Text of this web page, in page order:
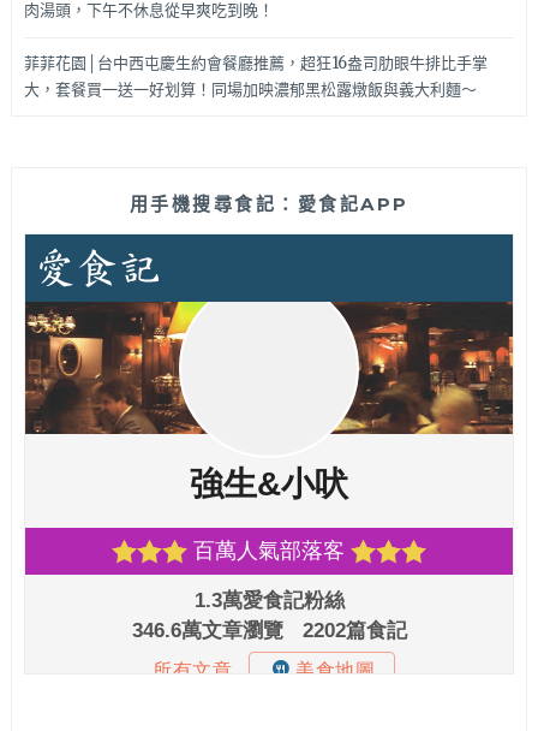
肉湯頭，下午不休息從早爽吃到晚！
菲菲花園│台中西屯慶生約會餐廳推薦，超狂16盎司肋眼牛排比手掌
大，套餐買一送一好划算！同場加映濃郁黑松露燉飯與義大利麵～
用手機搜尋食記：愛食記APP